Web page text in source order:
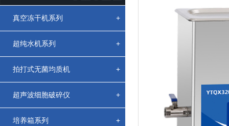
真空冻干机系列 +
超纯水机系列 +
拍打式无菌均质机 +
超声波细胞破碎仪 +
培养箱系列 +